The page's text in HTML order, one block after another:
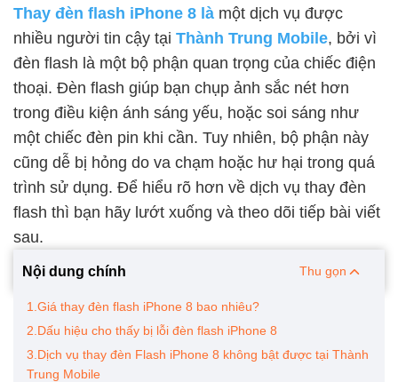
Thay đèn flash iPhone 8 là một dịch vụ được
nhiều người tin cậy tại Thành Trung Mobile, bởi vì
đèn flash là một bộ phận quan trọng của chiếc điện
thoại. Đèn flash giúp bạn chụp ảnh sắc nét hơn
trong điều kiện ánh sáng yếu, hoặc soi sáng như
một chiếc đèn pin khi cần. Tuy nhiên, bộ phận này
cũng dễ bị hỏng do va chạm hoặc hư hại trong quá
trình sử dụng. Để hiểu rõ hơn về dịch vụ thay đèn
flash thì bạn hãy lướt xuống và theo dõi tiếp bài viết
sau.
Nội dung chính Thu gọn
1.Giá thay đèn flash iPhone 8 bao nhiêu?
2.Dấu hiệu cho thấy bị lỗi đèn flash iPhone 8
3.Dịch vụ thay đèn Flash iPhone 8 không bật được tại Thành
Trung Mobile